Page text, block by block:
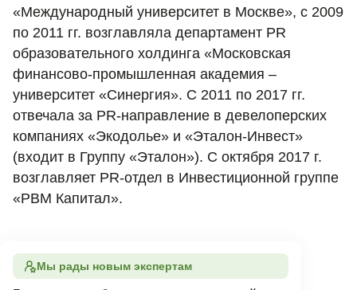
«Международный университет в Москве», с 2009
по 2011 гг. возглавляла департамент PR
образовательного холдинга «Московская
финансово-промышленная академия –
университет «Синергия». С 2011 по 2017 гг.
отвечала за PR-направление в девелоперских
компаниях «Экодолье» и «Эталон-Инвест»
(входит в Группу «Эталон»). С октября 2017 г.
возглавляет PR-отдел в Инвестиционной группе
«РВМ Капитал».
Мы рады новым экспертам